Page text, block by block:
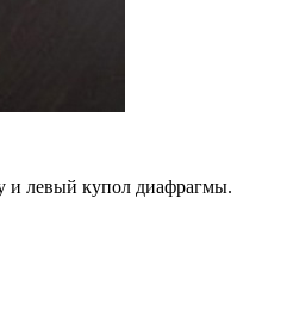
и левый купол диафрагмы.